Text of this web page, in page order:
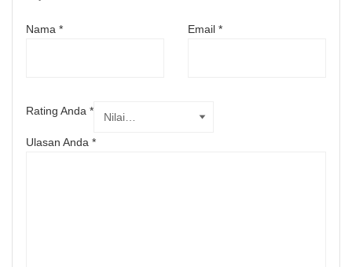
Nama * Email *
Rating Anda *
Ulasan Anda *